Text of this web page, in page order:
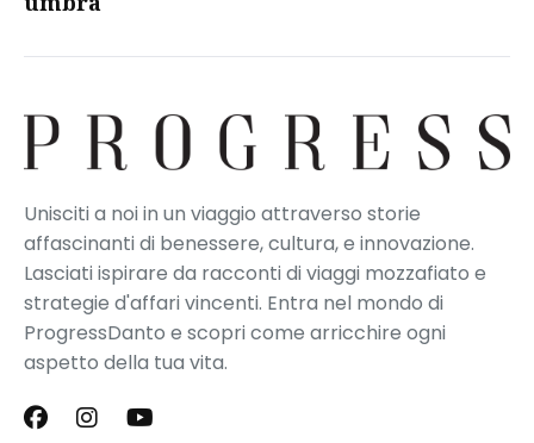
Unisciti a noi in un viaggio attraverso storie
affascinanti di benessere, cultura, e innovazione.
Lasciati ispirare da racconti di viaggi mozzafiato e
strategie d'affari vincenti. Entra nel mondo di
ProgressDanto e scopri come arricchire ogni
aspetto della tua vita.